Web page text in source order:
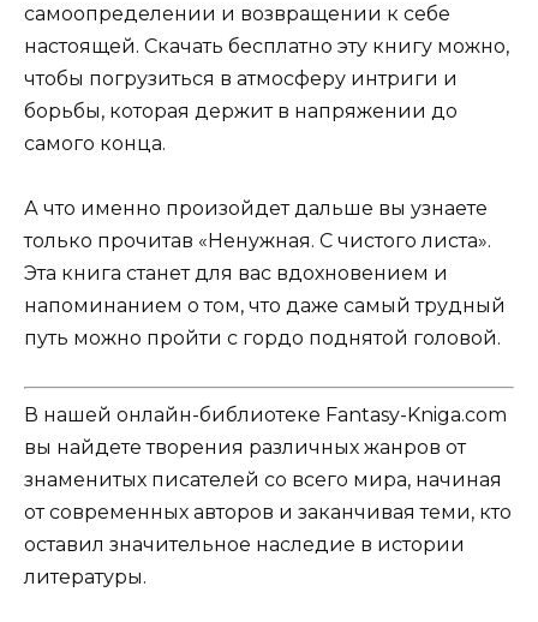
самоопределении и возвращении к себе
настоящей. Скачать бесплатно эту книгу можно,
чтобы погрузиться в атмосферу интриги и
борьбы, которая держит в напряжении до
самого конца.
А что именно произойдет дальше вы узнаете
только прочитав «Ненужная. С чистого листа».
Эта книга станет для вас вдохновением и
напоминанием о том, что даже самый трудный
путь можно пройти с гордо поднятой головой.
В нашей онлайн-библиотеке Fantasy-Kniga.com
вы найдете творения различных жанров от
знаменитых писателей со всего мира, начиная
от современных авторов и заканчивая теми, кто
оставил значительное наследие в истории
литературы.